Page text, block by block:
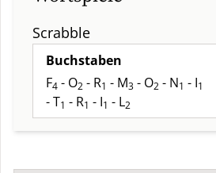
Scrabble
Buchstaben
F4 - O2 - R1 - M3 - O2 - N1 - I1
- T1 - R1 - I1 - L2